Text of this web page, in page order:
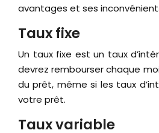
avantages et ses
Taux fixe
Un taux fixe est un taux
devrez rembourser chaque
du prêt, même si les taux
votre prêt.
Taux variable